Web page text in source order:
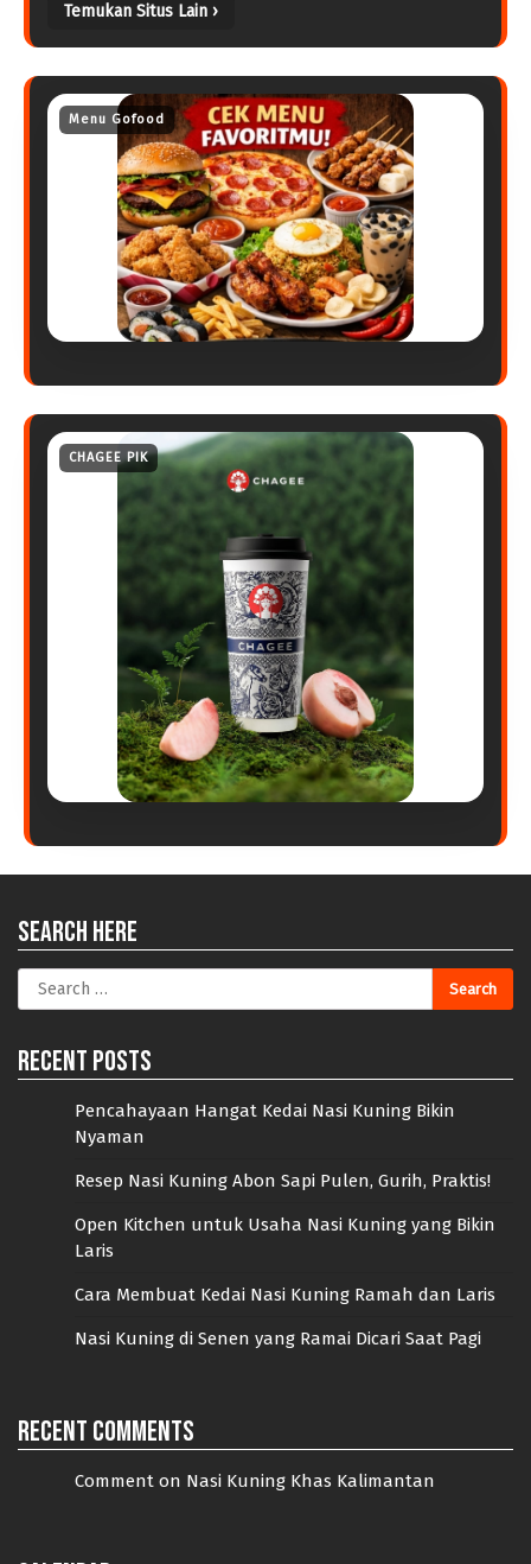
Temukan Situs Lain ›
Menu Gofood
CHAGEE PIK
Search Here
Search
for:
Recent Posts
Pencahayaan Hangat Kedai Nasi Kuning Bikin
Nyaman
Resep Nasi Kuning Abon Sapi Pulen, Gurih, Praktis!
Open Kitchen untuk Usaha Nasi Kuning yang Bikin
Laris
Cara Membuat Kedai Nasi Kuning Ramah dan Laris
Nasi Kuning di Senen yang Ramai Dicari Saat Pagi
Recent Comments
Comment on Nasi Kuning Khas Kalimantan